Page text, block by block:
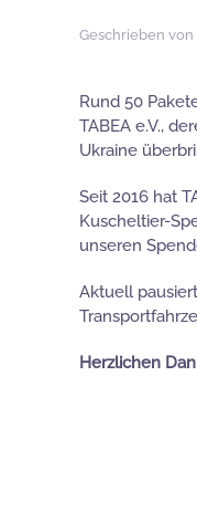
Geschrieben von
Rund 50
TABEA e.V.,
Ukraine
Seit 2016 hat
Kuscheltier-
unseren
Aktuell
Herzlichen